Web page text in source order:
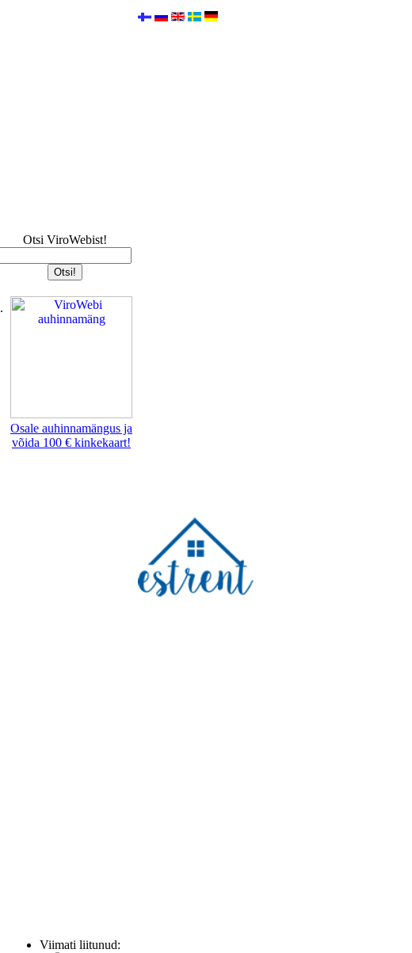
Otsi ViroWebist!
.
Osale auhinnamängus ja
võida 100 € kinkekaart!
Viimati liitunud: